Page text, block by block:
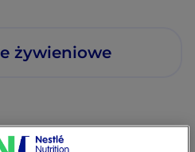
żywieniowe